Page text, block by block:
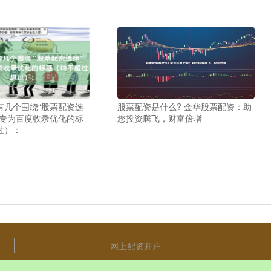
几个围绕“股票配资选
为百度收录优化的标
：
股票配资是什么? 金华股票配资：助
您投资腾飞，财富倍增
网上配资开户